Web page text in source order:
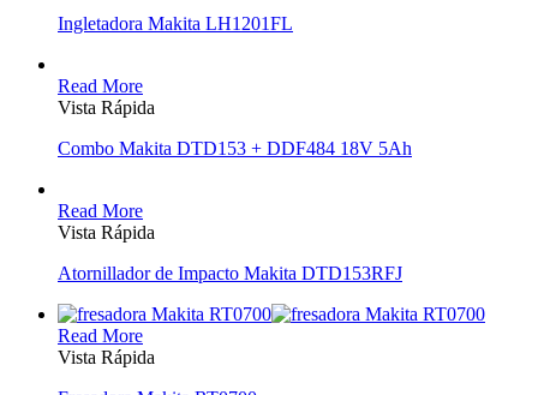
Ingletadora Makita LH1201FL
Read More
Vista Rápida
Combo Makita DTD153 + DDF484 18V 5Ah
Read More
Vista Rápida
Atornillador de Impacto Makita DTD153RFJ
Read More
Vista Rápida